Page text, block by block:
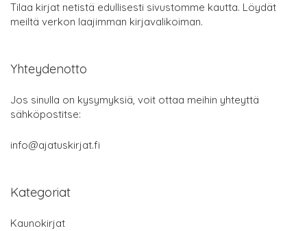
Tilaa kirjat netistä edullisesti sivustomme kautta. Löydät
meiltä verkon laajimman kirjavalikoiman.
Yhteydenotto
Jos sinulla on kysymyksiä, voit ottaa meihin yhteyttä
sähköpostitse:
info@ajatuskirjat.fi
Kategoriat
Kaunokirjat